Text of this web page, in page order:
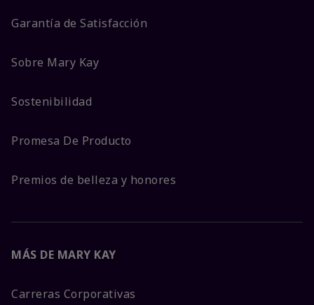
Garantía de Satisfacción
Sobre Mary Kay
Sostenibilidad
Promesa De Producto
Premios de belleza y honores
MÁS DE MARY KAY
Carreras Corporativas